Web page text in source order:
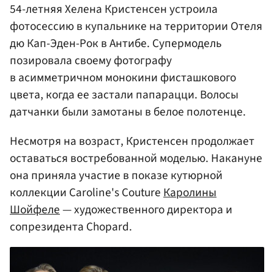
54-летняя Хелена Кристенсен устроила
фотосессию в купальнике на территории Отеля
дю Кап-Эден-Рок в Антибе. Супермодель
позировала своему фотографу
в асимметричном монокини фисташкового
цвета, когда ее застали папарацци. Волосы
датчанки были замотаны в белое полотенце.
Несмотря на возраст, Кристенсен продолжает
оставаться востребованной моделью. Накануне
она приняла участие в показе кутюрной
коллекции Caroline's Couture Каролины
Шойфеле— художественного директора и
сопрезидента Chopard.